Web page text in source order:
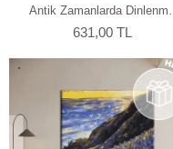
Antik Zamanlarda
Kanvas Tablo
631,00 TL